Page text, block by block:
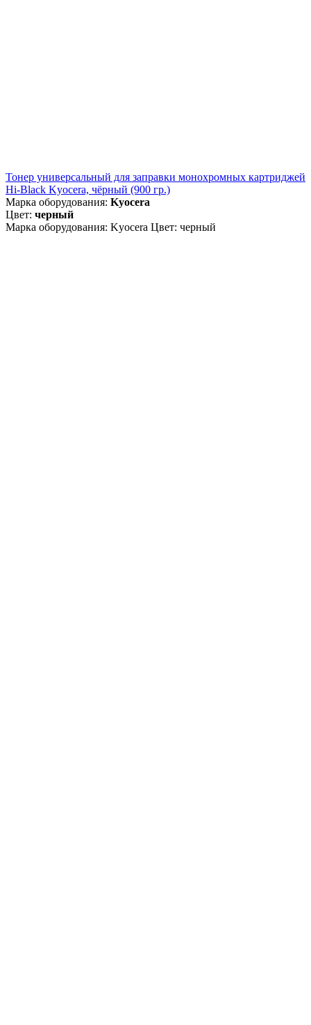
Тонер универсальный для заправки монохромных картриджей
Hi-Black Kyocera, чёрный (900 гр.)
Марка оборудования: Kyocera
Цвет: черный
Марка оборудования: Kyocera Цвет: черный